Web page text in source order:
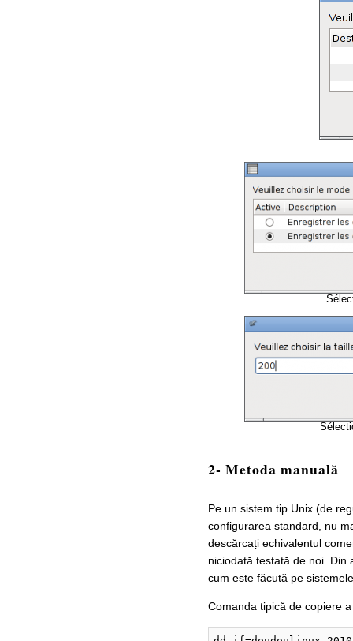
2- Metoda manuală
Pe un sistem tip Unix (de
configurarea standard, nu
descărcați echivalentul
niciodată testată de noi. Din
cum este făcută pe
Comanda tipică de copiere